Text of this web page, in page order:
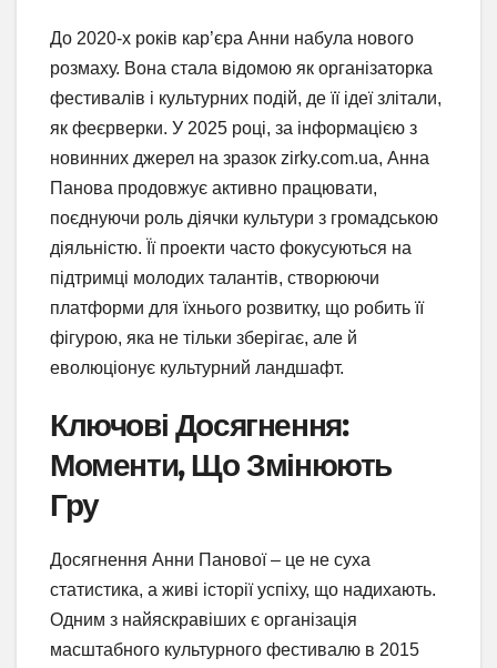
До 2020-х років кар’єра Анни набула нового
розмаху. Вона стала відомою як організаторка
фестивалів і культурних подій, де її ідеї злітали,
як феєрверки. У 2025 році, за інформацією з
новинних джерел на зразок zirky.com.ua, Анна
Панова продовжує активно працювати,
поєднуючи роль діячки культури з громадською
діяльністю. Її проекти часто фокусуються на
підтримці молодих талантів, створюючи
платформи для їхнього розвитку, що робить її
фігурою, яка не тільки зберігає, але й
еволюціонує культурний ландшафт.
Ключові Досягнення:
Моменти, Що Змінюють
Гру
Досягнення Анни Панової – це не суха
статистика, а живі історії успіху, що надихають.
Одним з найяскравіших є організація
масштабного культурного фестивалю в 2015